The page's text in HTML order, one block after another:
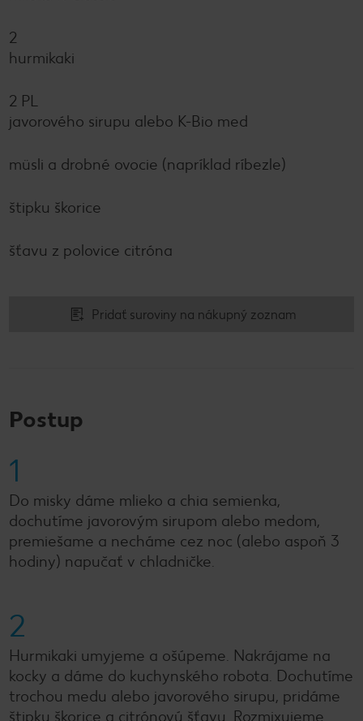
2
hurmikaki
2 PL
javorového sirupu alebo K-Bio med
müsli a drobné ovocie (napríklad ríbezle)
štipku škorice
šťavu z polovice citróna
Pridať suroviny na nákupný zoznam
Postup
1
Do misky dáme mlieko a chia semienka,
dochutíme javorovým sirupom alebo medom,
premiešame a necháme cez noc (alebo aspoň 3
hodiny) napučať v chladničke.
2
Hurmikaki umyjeme a ošúpeme. Nakrájame na
kocky a dáme do kuchynského robota. Dochutíme
trochou medu alebo javorového sirupu, pridáme
štipku škorice a citrónovú šťavu. Rozmixujeme